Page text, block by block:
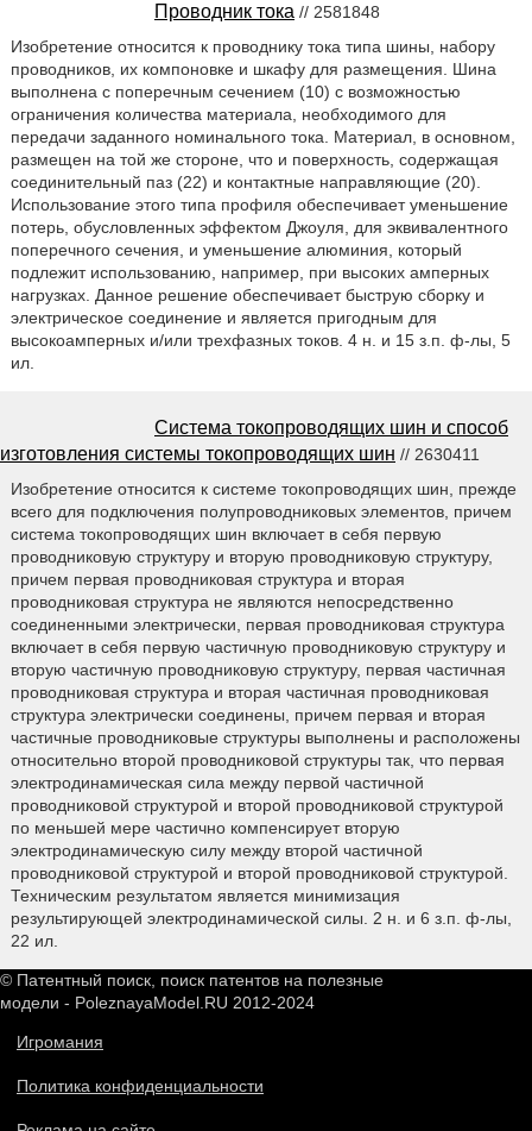
Проводник тока // 2581848
Изобретение относится к проводнику тока типа шины, набору
проводников, их компоновке и шкафу для размещения. Шина
выполнена с поперечным сечением (10) с возможностью
ограничения количества материала, необходимого для
передачи заданного номинального тока. Материал, в основном,
размещен на той же стороне, что и поверхность, содержащая
соединительный паз (22) и контактные направляющие (20).
Использование этого типа профиля обеспечивает уменьшение
потерь, обусловленных эффектом Джоуля, для эквивалентного
поперечного сечения, и уменьшение алюминия, который
подлежит использованию, например, при высоких амперных
нагрузках. Данное решение обеспечивает быструю сборку и
электрическое соединение и является пригодным для
высокоамперных и/или трехфазных токов. 4 н. и 15 з.п. ф-лы, 5
ил.
Система токопроводящих шин и способ
изготовления системы токопроводящих шин // 2630411
Изобретение относится к системе токопроводящих шин, прежде
всего для подключения полупроводниковых элементов, причем
система токопроводящих шин включает в себя первую
проводниковую структуру и вторую проводниковую структуру,
причем первая проводниковая структура и вторая
проводниковая структура не являются непосредственно
соединенными электрически, первая проводниковая структура
включает в себя первую частичную проводниковую структуру и
вторую частичную проводниковую структуру, первая частичная
проводниковая структура и вторая частичная проводниковая
структура электрически соединены, причем первая и вторая
частичные проводниковые структуры выполнены и расположены
относительно второй проводниковой структуры так, что первая
электродинамическая сила между первой частичной
проводниковой структурой и второй проводниковой структурой
по меньшей мере частично компенсирует вторую
электродинамическую силу между второй частичной
проводниковой структурой и второй проводниковой структурой.
Техническим результатом является минимизация
результирующей электродинамической силы. 2 н. и 6 з.п. ф-лы,
22 ил.
© Патентный поиск, поиск патентов на полезные
модели - PoleznayaModel.RU 2012-2024
Игромания
Политика конфиденциальности